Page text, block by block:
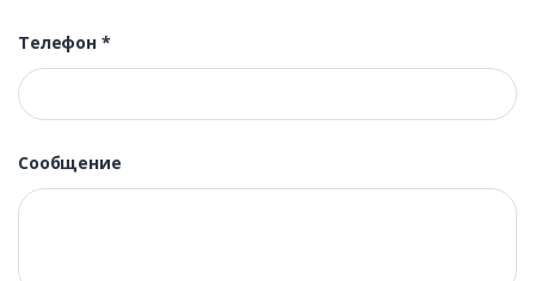
Телефон *
Сообщение